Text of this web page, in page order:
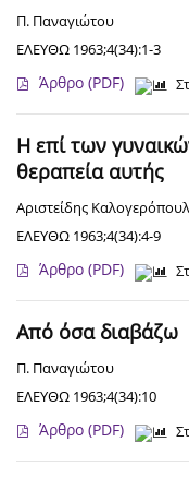
Π. Παναγιώτου
ΕΛΕΥΘΩ 1963;4(34):1-3
Άρθρο (PDF)
Η επί των
θεραπεία αυτής
Αριστείδης
ΕΛΕΥΘΩ 1963;4(34):4-9
Άρθρο (PDF)
Από όσα διαβάζω
Π. Παναγιώτου
ΕΛΕΥΘΩ 1963;4(34):10
Άρθρο (PDF)